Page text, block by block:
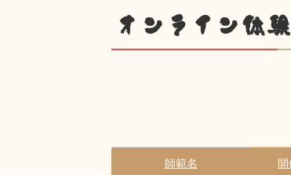
オンライン体
師範名